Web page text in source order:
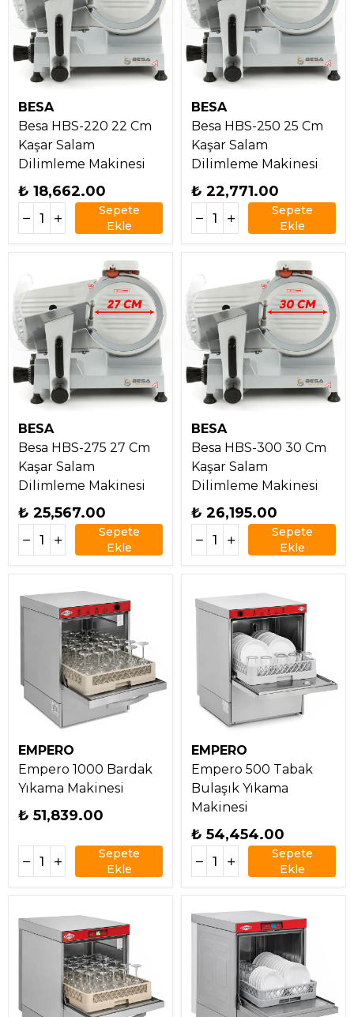
BESA
Besa HBS-220 22 Cm
Kaşar Salam
Dilimleme Makinesi
₺ 18,662.00
Sepete
Ekle
BESA
Besa HBS-250 25 Cm
Kaşar Salam
Dilimleme Makinesi
₺ 22,771.00
Sepete
Ekle
BESA
Besa HBS-275 27 Cm
Kaşar Salam
Dilimleme Makinesi
₺ 25,567.00
Sepete
Ekle
BESA
Besa HBS-300 30 Cm
Kaşar Salam
Dilimleme Makinesi
₺ 26,195.00
Sepete
Ekle
EMPERO
Empero 1000 Bardak
Yıkama Makinesi
₺ 51,839.00
Sepete
Ekle
EMPERO
Empero 500 Tabak
Bulaşık Yıkama
Makinesi
₺ 54,454.00
Sepete
Ekle